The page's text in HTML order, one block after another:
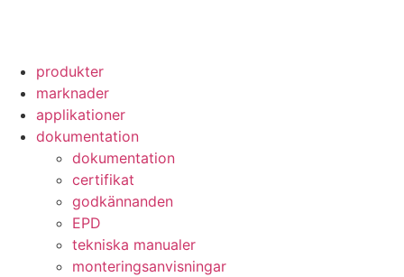
produkter
marknader
applikationer
dokumentation
dokumentation
certifikat
godkännanden
EPD
tekniska manualer
monteringsanvisningar